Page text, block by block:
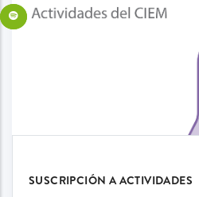
SUSCRIPCIÓN A ACTIVIDADES